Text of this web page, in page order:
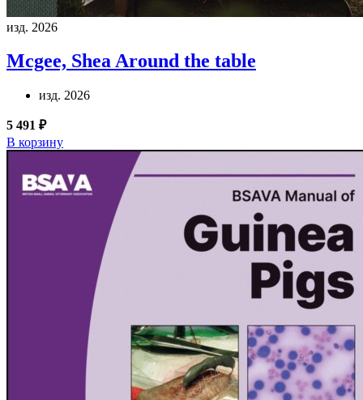
изд. 2026
Mcgee, SheaAround the table
изд. 2026
5 491 ₽
В корзину